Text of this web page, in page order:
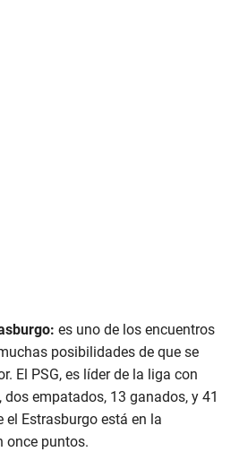
es uno de los encuentros
posibilidades de que se
El PSG, es líder de la liga con
empatados, 13 ganados, y 41
Estrasburgo está en la
once puntos.